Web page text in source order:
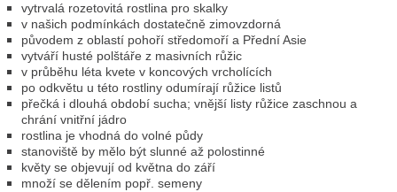
vytrvalá rozetovitá rostlina pro skalky
v našich podmínkách dostatečně zimovzdorná
původem z oblastí pohoří středomoří a Přední Asie
vytváří husté polštáře z masivních růžic
v průběhu léta kvete v koncových vrcholících
po odkvětu u této rostliny odumírají růžice listů
přečká i dlouhá období sucha; vnější listy růžice zaschnou a
chrání vnitřní jádro
rostlina je vhodná do volné půdy
stanoviště by mělo být slunné až polostinné
květy se objevují od května do září
množí se dělením popř. semeny